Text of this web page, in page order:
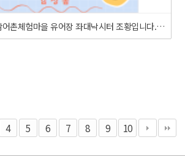
2023년 2월 19일 동삼어촌체험마을 유어장 좌대낙시터 조황입니다.
4 5 6 7 8 9 10